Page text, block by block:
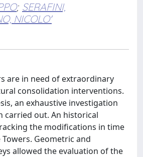
; SERAFINI,
NICOLO'
are in need of extraordinary
consolidation interventions.
an exhaustive investigation
carried out. An historical
the modifications in time
Geometric and
allowed the evaluation of the